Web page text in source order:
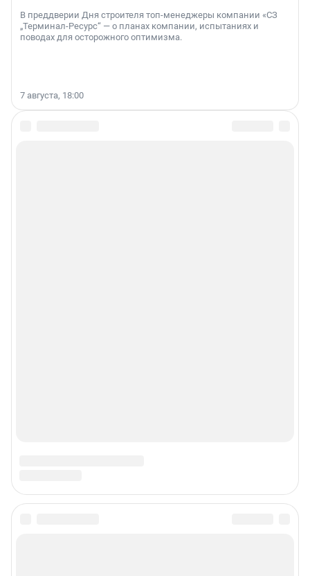
В преддверии Дня строителя топ-менеджеры компании «СЗ
„Терминал-Ресурс“ — о планах компании, испытаниях и
поводах для осторожного оптимизма.
7 августа, 18:00